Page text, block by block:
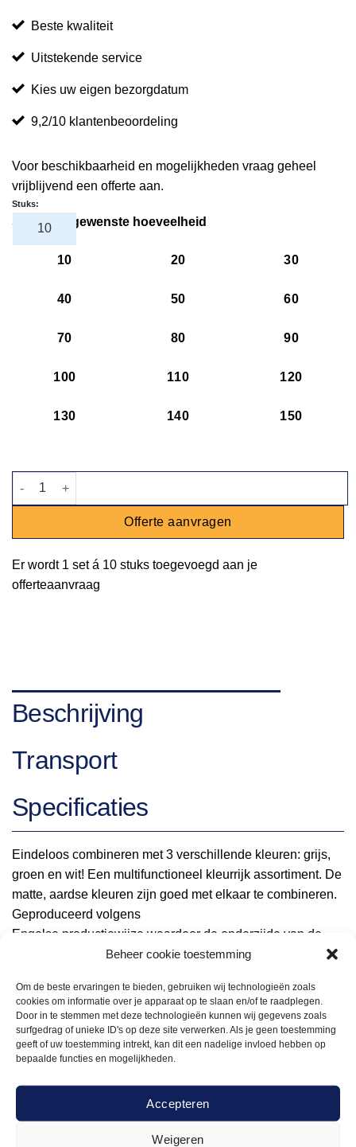
Beheer cookie toestemming
Om de beste ervaringen te bieden, gebruiken wij technologieën zoals
cookies om informatie over je apparaat op te slaan en/of te raadplegen.
Door in te stemmen met deze technologieën kunnen wij gegevens zoals
surfgedrag of unieke ID's op deze site verwerken. Als je geen toestemming
geeft of uw toestemming intrekt, kan dit een nadelige invloed hebben op
bepaalde functies en mogelijkheden.
Accepteren
Weigeren
Beste kwaliteit
Uitstekende service
Kies uw eigen bezorgdatum
9,2/10 klantenbeoordeling
Voor beschikbaarheid en mogelijkheden vraag geheel
vrijblijvend een offerte aan.
Selecteer gewenste hoeveelheid
10 20 30
40 50 60
70 80 90
100 110 120
130 140 150
Stuks:
Kom Tinto - groen - Ø 8,5cm - 200ml aantal
Offerte aanvragen
Er wordt 1 setá 10 stuks toegevoegd aan je
offerteaanvraag
Beschrijving
Transport
Specificaties
Eindeloos combineren met 3 verschillende kleuren: grijs,
groen en wit! Een multifunctioneel kleurrijk assortiment. De
matte, aardse kleuren zijn goed met elkaar te combineren.
Geproduceerd volgens
Engelse productiewijze waardoor de onderzijde van de
borden ook volledig geglazuurd zijn om krassen te
ja